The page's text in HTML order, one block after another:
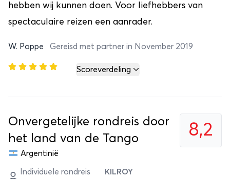
hebben wij kunnen doen. Voor liefhebbers van
spectaculaire reizen een aanrader.
W. Poppe Gereisd met partner in November 2019
Scoreverdeling
8,2
Onvergetelijke rondreis door
het land van de Tango
Argentinië
Individuele rondreis
KILROY